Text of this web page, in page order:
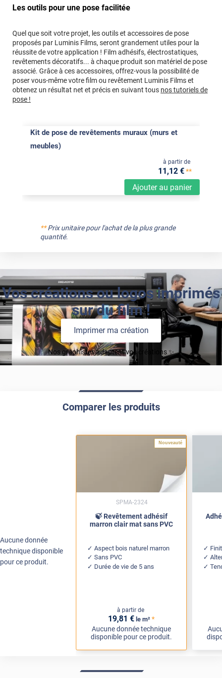
Les outils pour une pose facilitée
Quel que soit votre projet, les outils et accessoires de pose
proposés par Luminis Films, seront grandement utiles pour la
réussite de votre application ! Film adhésifs, électrostatiques,
revêtements décoratifs... à chaque produit son matériel de pose
associé. Grâce à ces accessoires, offrez-vous la possibilité de
poser vous-même votre film ou revêtement Luminis Films et
obtenez un résultat net et précis en suivant tous nos tutoriels de
pose !
Kit de pose de revêtements muraux (murs et
meubles)
Ajouter au panier
à partir de
11 ,12 €**
**Prix unitaire pour l'achat de la plus grande
quantité.
Vos créations ou logos imprimés
sur du film !
Imprimer ma création
Nos graphistes adaptent vos créations ✨
Comparer les produits
Aucune donnée
technique disponible
pour ce produit.
Nouveauté
🍃 Revêtement adhésif
marron clair mat sans PVC
Aspect bois naturel marron
Sans PVC
Durée de vie de 5 ans
à partir de
19,81 € le m² *
Aucune donnée technique
disponible pour ce produit.
SPMA-2324